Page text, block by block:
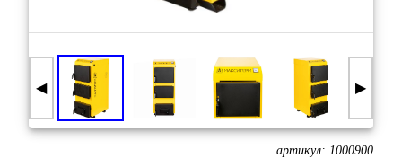
◀ ▶
артикул: 1000900